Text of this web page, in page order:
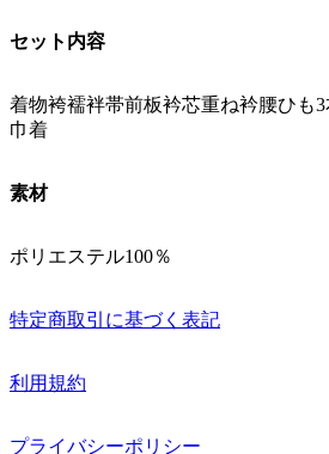
セット内容
着物袴襦袢帯前板衿芯重ね衿腰ひも
巾着
素材
ポリエステル100％
特定商取引に基づく表記
利用規約
プライバシーポリシー